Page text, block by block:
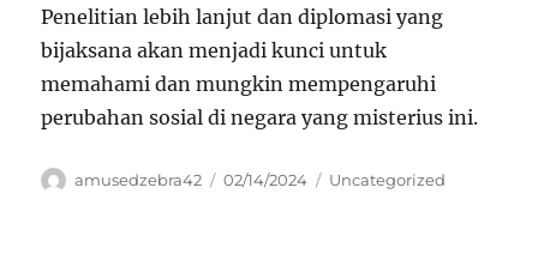
Penelitian lebih lanjut dan diplomasi yang
bijaksana akan menjadi kunci untuk
memahami dan mungkin mempengaruhi
perubahan sosial di negara yang misterius ini.
Author
amusedzebra42
Posted
02/14/2024 Categories
Uncategorized